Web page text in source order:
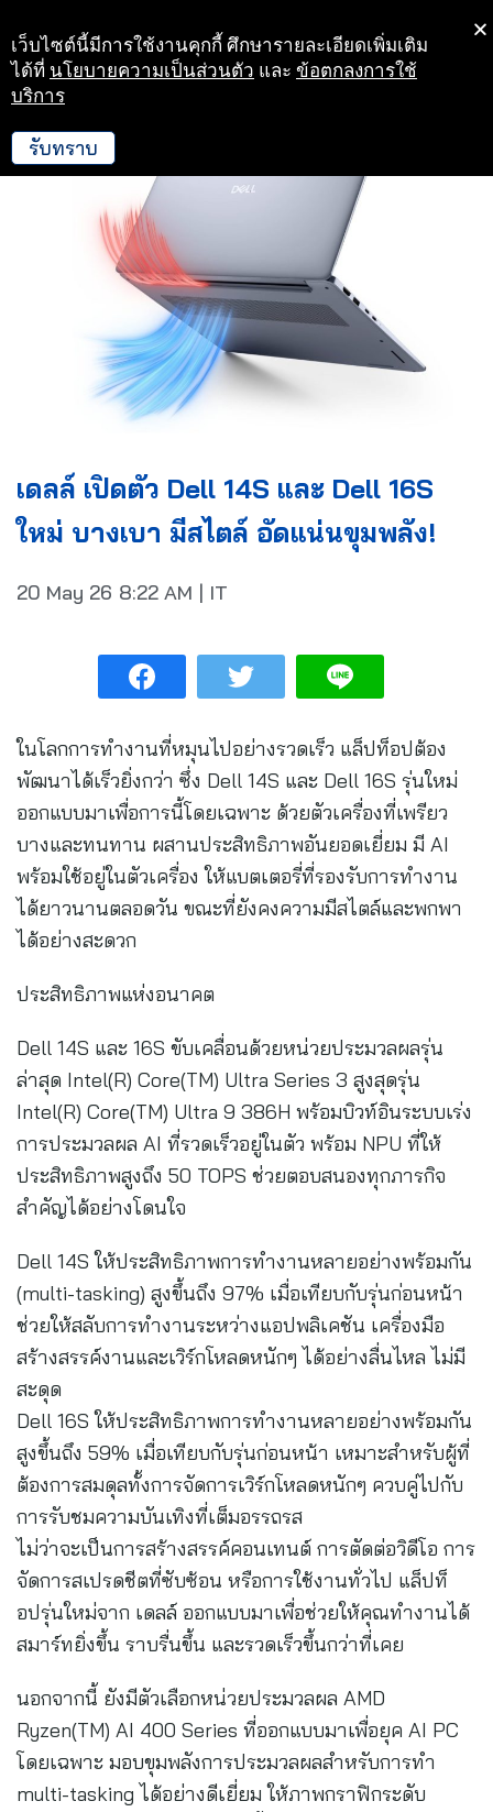
Skip
to
เดลล์ เปิดตัว Dell 14S และ Dell 16S
ใหม่ บางเบา มีสไตล์ อัดแน่นขุมพลัง!
20 May 26 8:22 AM | IT
ในโลกการทำงานที่หมุนไปอย่างรวดเร็ว แล็ปท็อปต้อง
พัฒนาได้เร็วยิ่งกว่า ซึ่ง Dell 14S และ Dell 16S รุ่นใหม่
ออกแบบมาเพื่อการนี้โดยเฉพาะ ด้วยตัวเครื่องที่เพรียว
บางและทนทาน ผสานประสิทธิภาพอันยอดเยี่ยม มี AI
พร้อมใช้อยู่ในตัวเครื่อง ให้แบตเตอรี่ที่รองรับการทำงาน
ได้ยาวนานตลอดวัน ขณะที่ยังคงความมีสไตล์และพกพา
ได้อย่างสะดวก
ประสิทธิภาพแห่งอนาคต
Dell 14S และ 16S ขับเคลื่อนด้วยหน่วยประมวลผลรุ่น
ล่าสุด Intel(R) Core(TM) Ultra Series 3 สูงสุดรุ่น
Intel(R) Core(TM) Ultra 9 386H พร้อมบิวท์อินระบบเร่ง
การประมวลผล AI ที่รวดเร็วอยู่ในตัว พร้อม NPU ที่ให้
ประสิทธิภาพสูงถึง 50 TOPS ช่วยตอบสนองทุกภารกิจ
สำคัญได้อย่างโดนใจ
Dell 14S ให้ประสิทธิภาพการทำงานหลายอย่างพร้อมกัน
(multi-tasking) สูงขึ้นถึง 97% เมื่อเทียบกับรุ่นก่อนหน้า
ช่วยให้สลับการทำงานระหว่างแอปพลิเคชัน เครื่องมือ
สร้างสรรค์งานและเวิร์กโหลดหนักๆ ได้อย่างลื่นไหล ไม่มี
สะดุด
Dell 16S ให้ประสิทธิภาพการทำงานหลายอย่างพร้อมกัน
สูงขึ้นถึง 59% เมื่อเทียบกับรุ่นก่อนหน้า เหมาะสำหรับผู้ที่
ต้องการสมดุลทั้งการจัดการเวิร์กโหลดหนักๆ ควบคู่ไปกับ
การรับชมความบันเทิงที่เต็มอรรถรส
ไม่ว่าจะเป็นการสร้างสรรค์คอนเทนต์ การตัดต่อวิดีโอ การ
จัดการสเปรดชีตที่ซับซ้อน หรือการใช้งานทั่วไป แล็ปท็
อปรุ่นใหม่จาก เดลล์ ออกแบบมาเพื่อช่วยให้คุณทำงานได้
สมาร์ทยิ่งขึ้น ราบรื่นขึ้น และรวดเร็วขึ้นกว่าที่เคย
นอกจากนี้ ยังมีตัวเลือกหน่วยประมวลผล AMD
Ryzen(TM) AI 400 Series ที่ออกแบบมาเพื่อยุค AI PC
โดยเฉพาะ มอบขุมพลังการประมวลผลสำหรับการทำ
multi-tasking ได้อย่างดีเยี่ยม ให้ภาพกราฟิกระดับ
เว็บไซต์นี้มีการใช้งานคุกกี้ ศึกษารายละเอียดเพิ่มเติม
ได้ที่ นโยบายความเป็นส่วนตัว และ ข้อตกลงการใช้
บริการ
รับทราบ